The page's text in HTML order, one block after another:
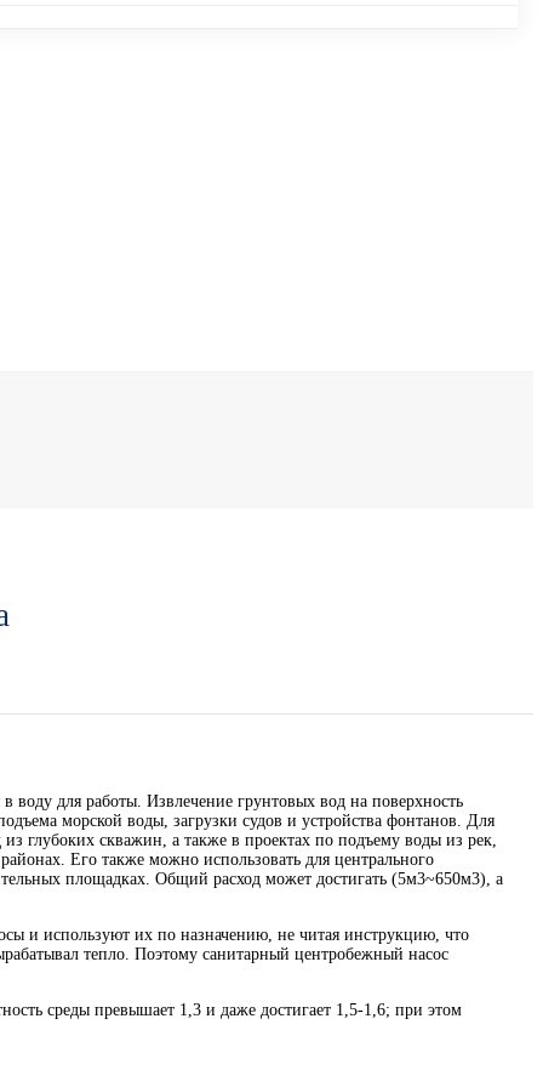
для работы. Извлечение грунтовых вод на поверхность
морской воды, загрузки судов и устройства фонтанов. Для
глубоких скважин, а также в проектах по подъему воды из рек,
Его также можно использовать для центрального
площадках. Общий расход может достигать (5м3~650м3), а
и используют их по назначению, не читая инструкцию, что
тепло. Поэтому санитарный центробежный насос
среды превышает 1,3 и даже достигает 1,5-1,6; при этом